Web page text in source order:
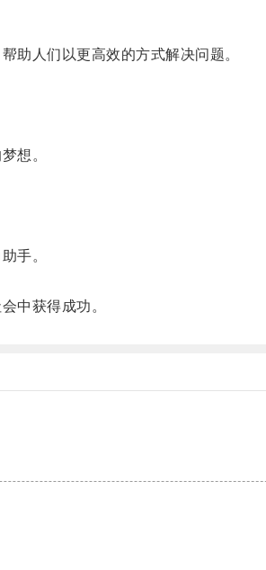
人们以更高效的方式解决问题。
想。
手。
中获得成功。